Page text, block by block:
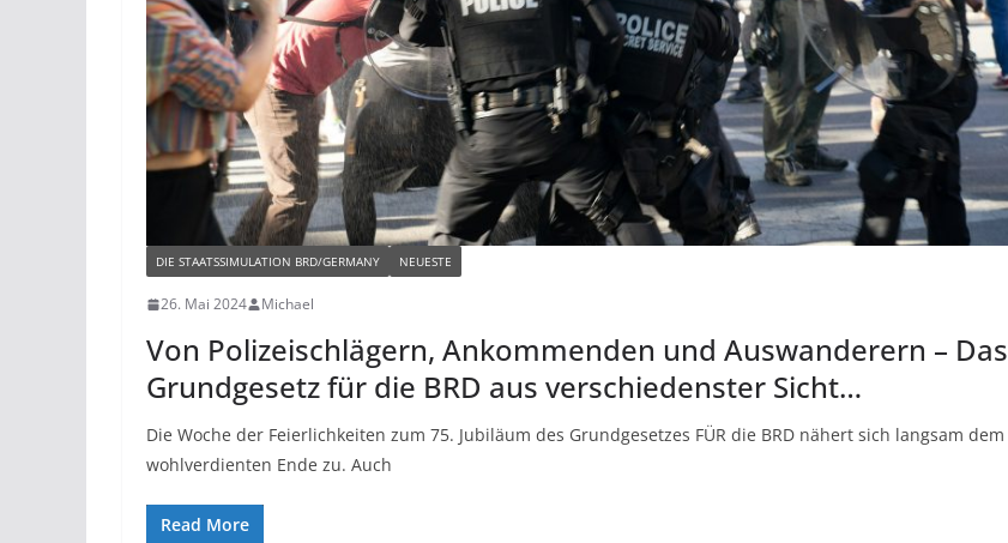
DIE STAATSSIMULATION BRD/GERMANY NEUESTE
26. Mai 2024 Michael
Von Polizeischlägern, Ankommenden und Auswanderern – Das
Grundgesetz für die BRD aus verschiedenster Sicht…
Die Woche der Feierlichkeiten zum 75. Jubiläum des Grundgesetzes FÜR die BRD nähert sich langsam dem
wohlverdienten Ende zu. Auch
Read More